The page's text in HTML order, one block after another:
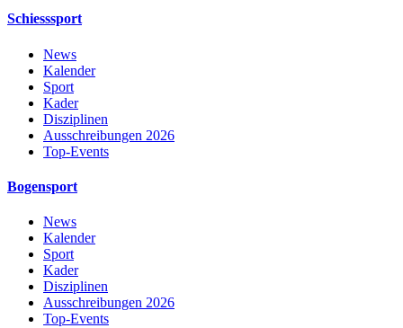
Schiesssport
News
Kalender
Sport
Kader
Disziplinen
Ausschreibungen 2026
Top-Events
Bogensport
News
Kalender
Sport
Kader
Disziplinen
Ausschreibungen 2026
Top-Events